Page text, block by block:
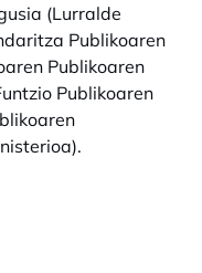
(Lurralde
Publikoaren
Publikoaren
Publikoaren